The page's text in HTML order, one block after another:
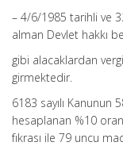
– 4/6/1985 tarihli ve
alman Devlet hakkı
gibi alacaklardan
girmektedir.
6183 sayılı Kanunun
hesaplanan %10
fıkrası ile 79 uncu